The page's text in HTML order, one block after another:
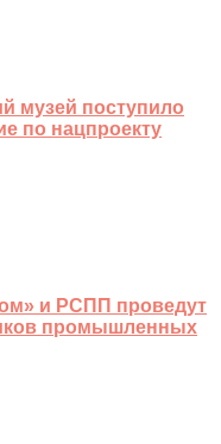
музей поступило
по нацпроекту
и РСПП проведут
промышленных